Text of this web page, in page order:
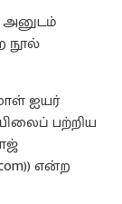
நூல்
ஐயர்
பற்றிய
என்ற